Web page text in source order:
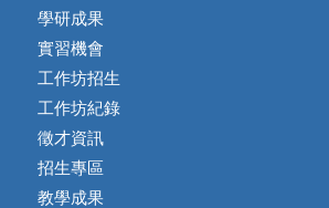
學研成果
實習機會
工作坊招生
工作坊紀錄
徵才資訊
招生專區
教學成果